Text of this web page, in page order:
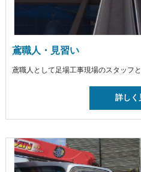
鳶職人・見習い
鳶職人として足場工事現場のスタッフ
詳しく